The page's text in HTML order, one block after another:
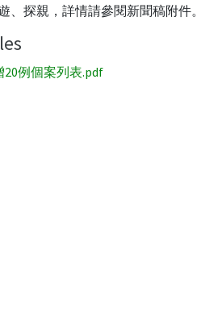
、探親，詳情請參閱新聞稿附件。
20例個案列表.pdf